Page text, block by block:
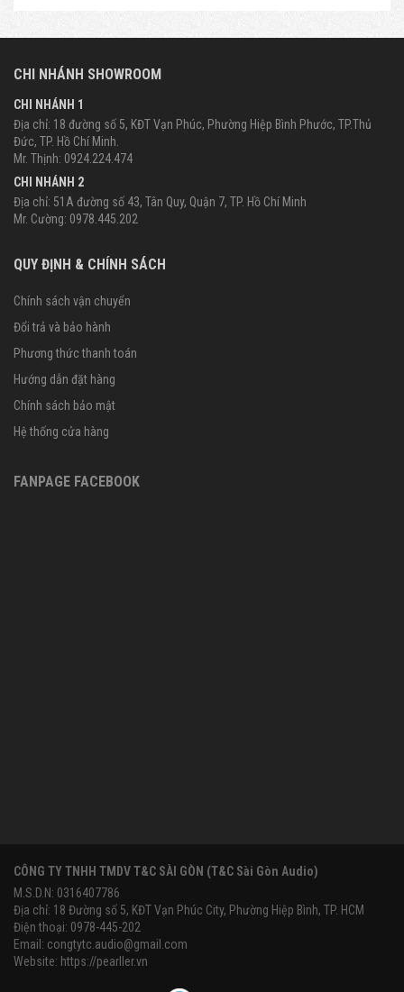
CHI NHÁNH SHOWROOM
CHI NHÁNH 1
Địa chỉ: 18 đường số 5, KĐT Vạn Phúc, Phường Hiệp Bình Phước, TP.Thủ
Đức, TP. Hồ Chí Minh.
Mr. Thịnh: 0924.224.474
CHI NHÁNH 2
Địa chỉ: 51A đường số 43, Tân Quy, Quận 7, TP. Hồ Chí Minh
Mr. Cường: 0978.445.202
QUY ĐỊNH & CHÍNH SÁCH
Chính sách vận chuyển
Đổi trả và bảo hành
Phương thức thanh toán
Hướng dẫn đặt hàng
Chính sách bảo mật
Hệ thống cửa hàng
FANPAGE FACEBOOK
CÔNG TY TNHH TMDV T&C SÀI GÒN (T&C Sài Gòn Audio)
M.S.D.N: 0316407786
Địa chỉ: 18 Đường số 5, KĐT Vạn Phúc City, Phường Hiệp Bình, TP. HCM
Điện thoại: 0978-445-202
Email: congtytc.audio@gmail.com
Website: https://pearller.vn